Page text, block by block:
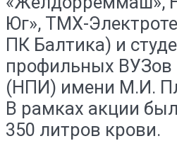
Юг», ТМХ-
ПК Балтика) и
профильных
(НПИ) имени М.И.
В рамках акции
350 литров крови.